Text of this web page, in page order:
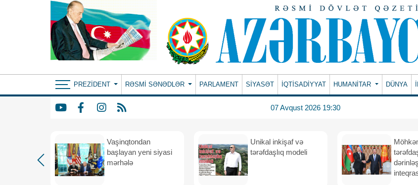
PREZIDENT RƏSMI SƏNƏDLƏR PARLAMENT SİYASƏT İQTİSADİYYAT HUMANITAR DÜNYA
07 Avqust 2026 19:30
Vaşinqtondan
başlayan yeni siyasi
mərhələ
Unikal inkişaf və
tərəfdaşlıq modeli